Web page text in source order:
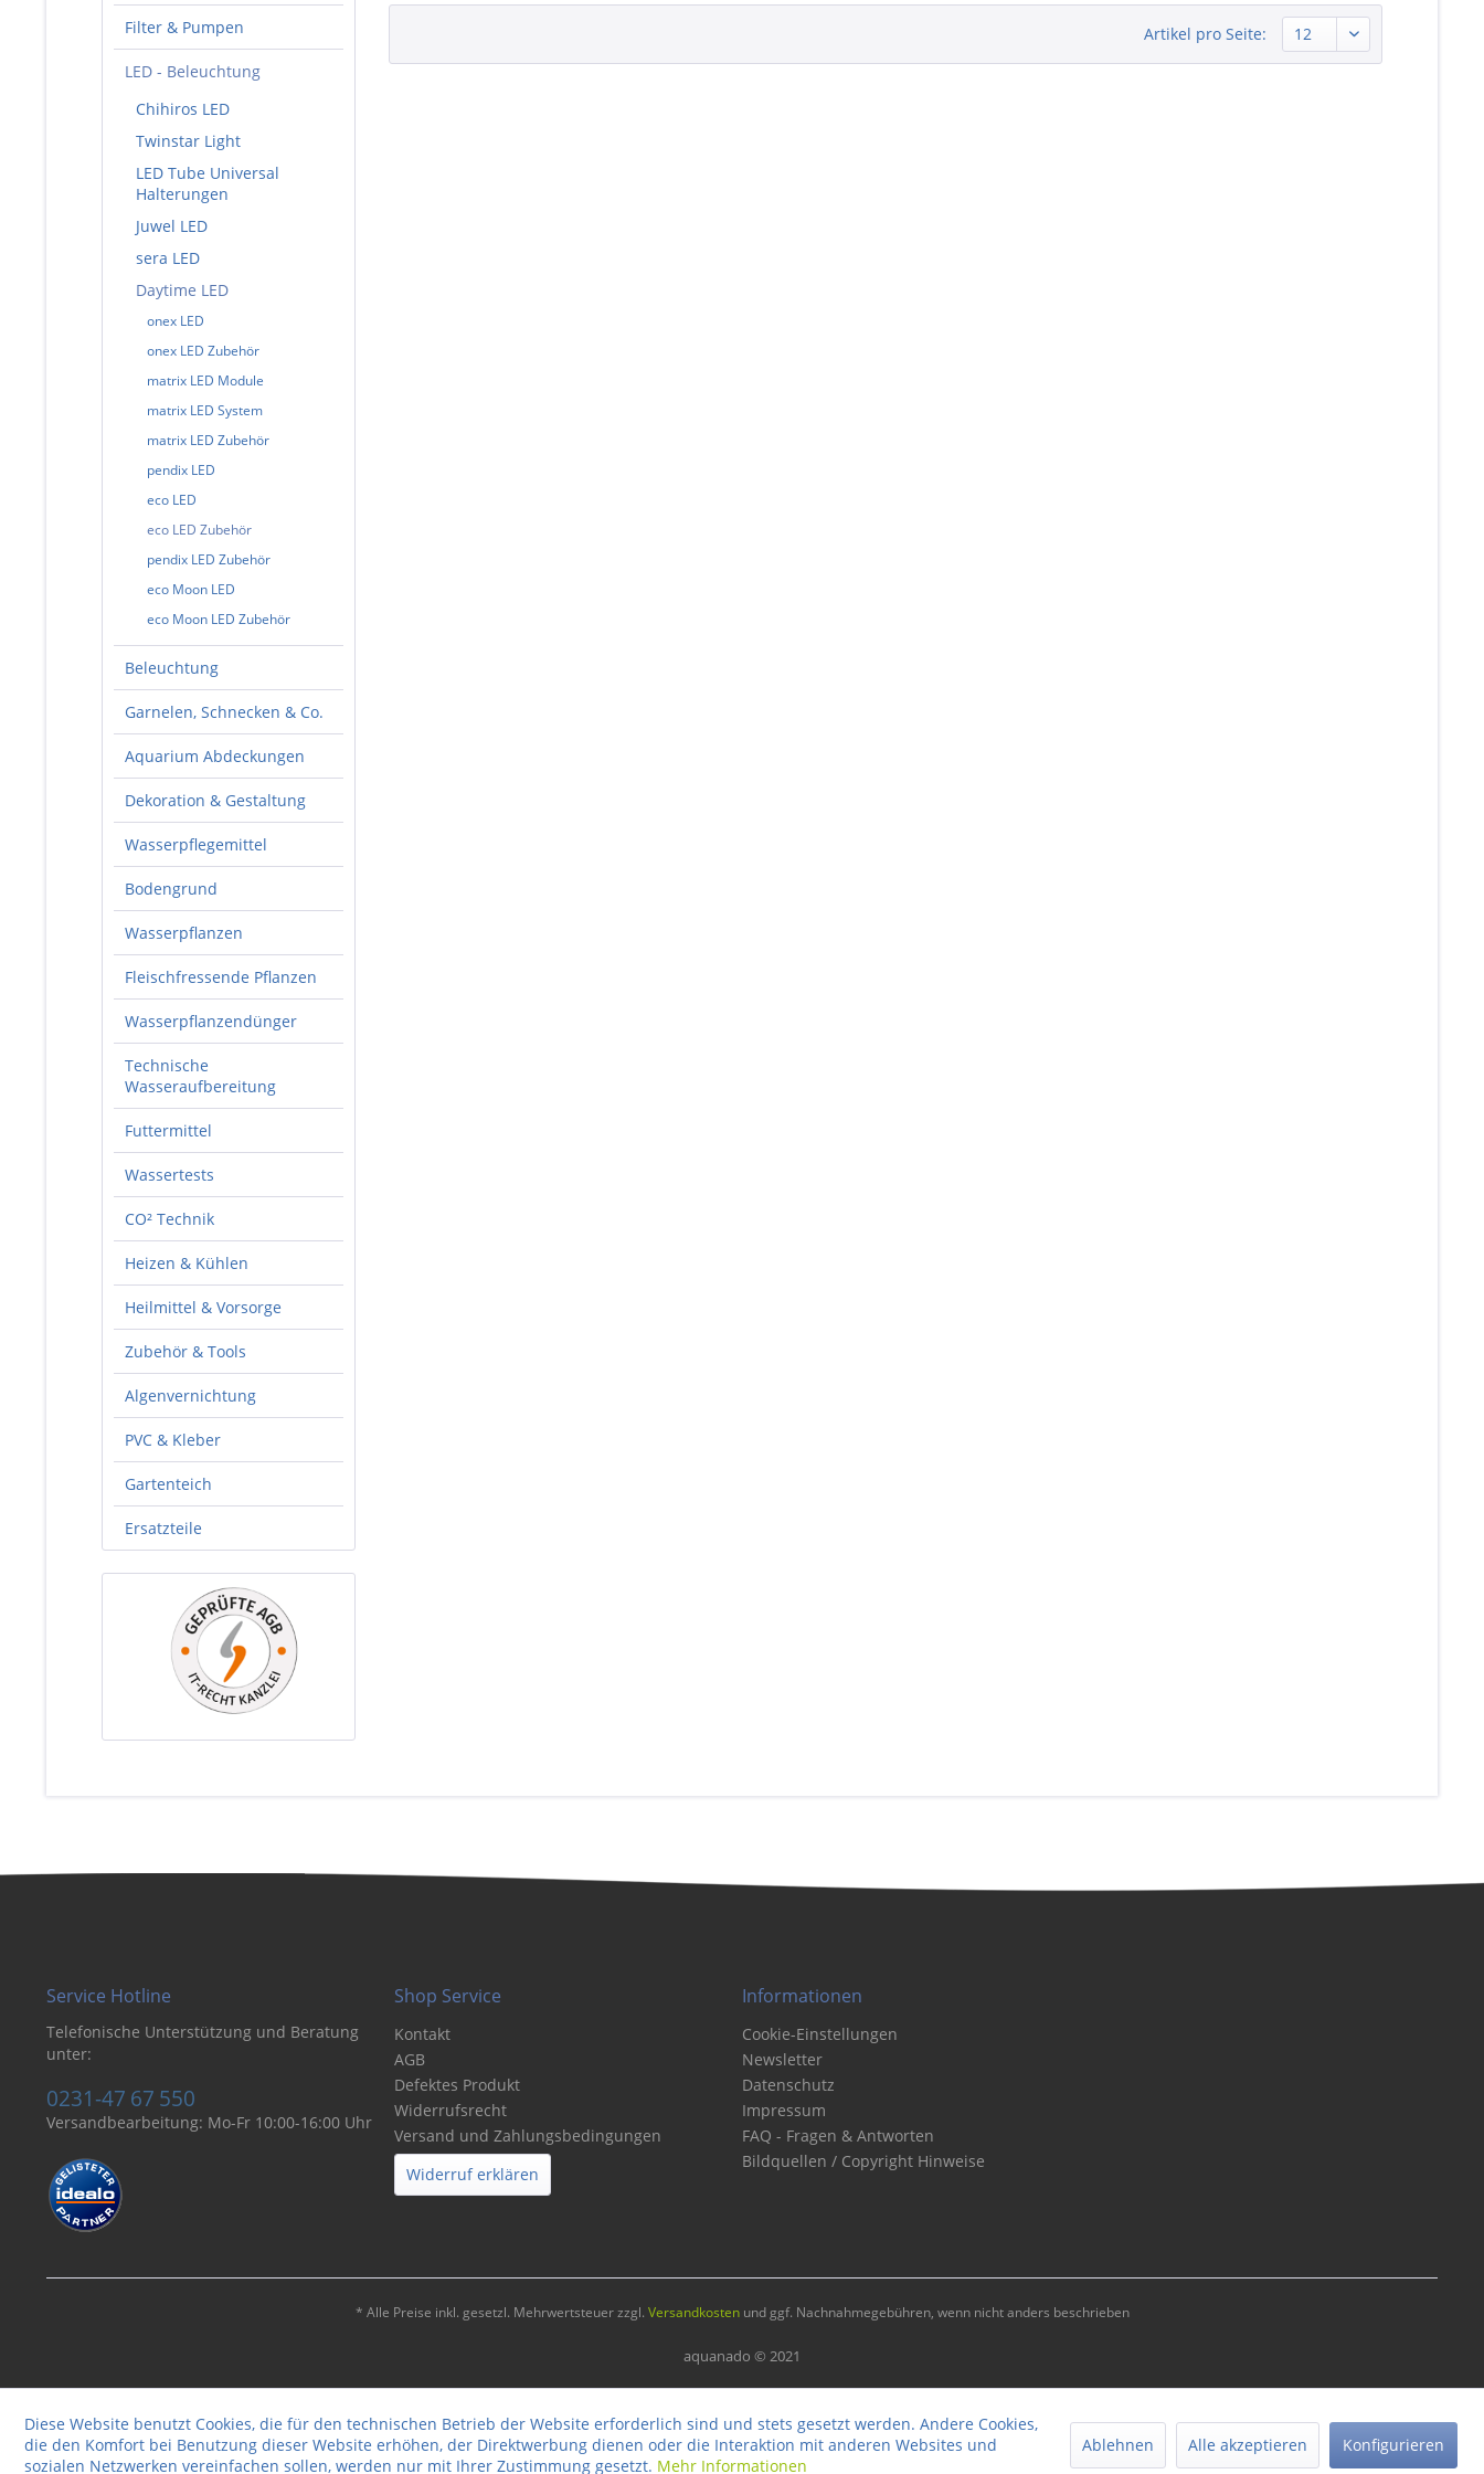
Filter & Pumpen
LED - Beleuchtung
Chihiros LED
Twinstar Light
LED Tube Universal
Halterungen
Juwel LED
sera LED
Daytime LED
onex LED
onex LED Zubehör
matrix LED Module
matrix LED System
matrix LED Zubehör
pendix LED
eco LED
eco LED Zubehör
pendix LED Zubehör
eco Moon LED
eco Moon LED Zubehör
Beleuchtung
Garnelen, Schnecken & Co.
Aquarium Abdeckungen
Dekoration & Gestaltung
Wasserpflegemittel
Bodengrund
Wasserpflanzen
Fleischfressende Pflanzen
Wasserpflanzendünger
Technische
Wasseraufbereitung
Futtermittel
Wassertests
CO² Technik
Heizen & Kühlen
Heilmittel & Vorsorge
Zubehör & Tools
Algenvernichtung
PVC & Kleber
Gartenteich
Ersatzteile
Artikel pro Seite:
Service Hotline
Telefonische Unterstützung und Beratung
unter:
0231-47 67 550
Versandbearbeitung: Mo-Fr 10:00-16:00 Uhr
Shop Service
Kontakt
AGB
Defektes Produkt
Widerrufsrecht
Versand und Zahlungsbedingungen
Widerruf erklären
Informationen
Cookie-Einstellungen
Newsletter
Datenschutz
Impressum
FAQ - Fragen & Antworten
Bildquellen / Copyright Hinweise
* Alle Preise inkl. gesetzl. Mehrwertsteuer zzgl. Versandkostenund ggf. Nachnahmegebühren, wenn nicht anders beschrieben
aquanado © 2021
Diese Website benutzt Cookies, die für den technischen Betrieb der Website erforderlich sind und stets gesetzt werden. Andere Cookies,
die den Komfort bei Benutzung dieser Website erhöhen, der Direktwerbung dienen oder die Interaktion mit anderen Websites und
sozialen Netzwerken vereinfachen sollen, werden nur mit Ihrer Zustimmung gesetzt. Mehr Informationen
Ablehnen Alle akzeptieren Konfigurieren